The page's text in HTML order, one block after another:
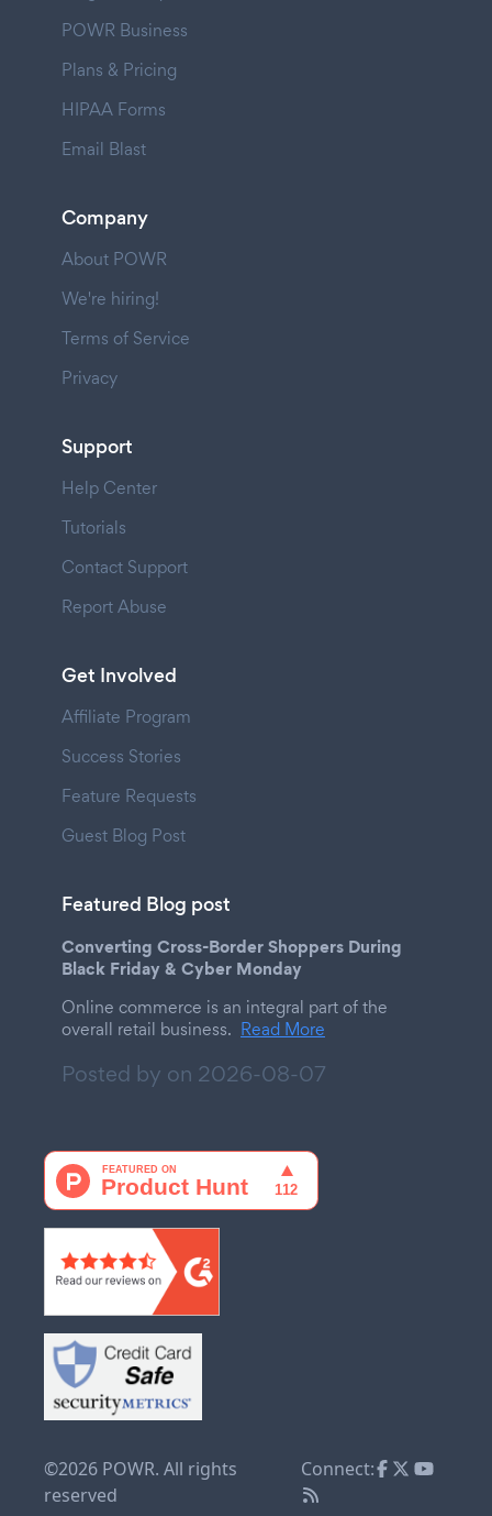
POWR Business
Plans & Pricing
HIPAA Forms
Email Blast
Company
About POWR
We're hiring!
Terms of Service
Privacy
Support
Help Center
Tutorials
Contact Support
Report Abuse
Get Involved
Affiliate Program
Success Stories
Feature Requests
Guest Blog Post
Featured Blog post
Converting Cross-Border Shoppers During
Black Friday & Cyber Monday
Online commerce is an integral part of the
overall retail business. Read More
Posted by on 2026-08-07
©2026 POWR. All rights
reserved
Connect: